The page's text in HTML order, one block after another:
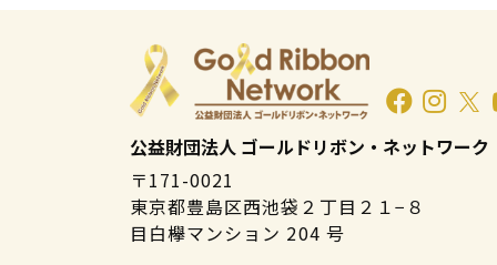
公益財団法人 ゴールドリボン・ネットワーク
〒171-0021
東京都豊島区西池袋２丁目２１−８
目白欅マンション 204 号